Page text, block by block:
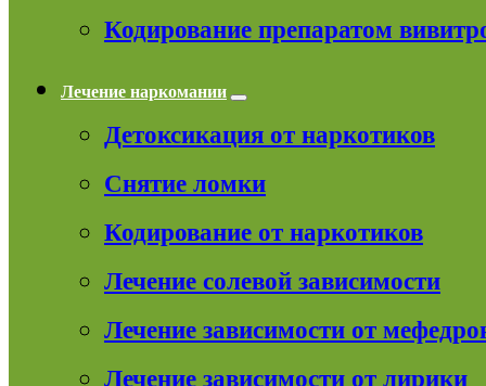
Кодирование препаратом
Лечение наркомании
Детоксикация от наркотиков
Снятие ломки
Кодирование от наркотиков
Лечение солевой зависимости
Лечение зависимости от
Лечение зависимости от лирики